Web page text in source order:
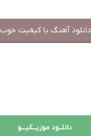
دانلود آهنگ با کیفیت خوب 128
دانلــود موزیــکیـــو